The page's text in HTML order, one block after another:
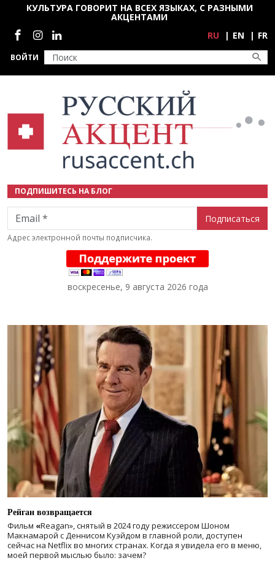
Перейти к основному содержанию
ВОЙТИ
КУЛЬТУРА ГОВОРИТ НА ВСЕХ ЯЗЫКАХ, С РАЗНЫМИ
АКЦЕНТАМИ
Социальные сети
RU EN FR
ПОДПИШИТЕСЬ НА БЛОГ
Email
Адрес электронной почты подписчика.
воскресенье, 9 августа 2026 года
Рейган возвращается
Фильм «Reagan», снятый в 2024 годурежиссером Шоном
Макнамарой с Деннисом Куэйдом в главной роли, доступен
сейчас на Netflix во многих странах. Когда я увидела его в меню,
моей первой мыслью было: зачем?